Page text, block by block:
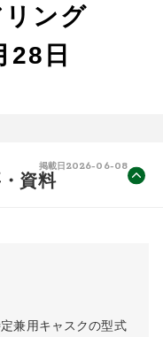
ング
28日
掲載日 2026-06-08
資料
兼用キャスクの型式